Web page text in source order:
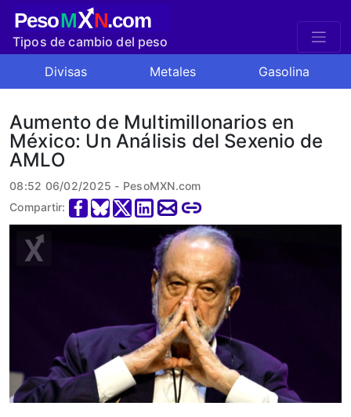
PesoMXN.com
Tipos de cambio del peso
Divisas Metales Gasolina
Aumento de Multimillonarios en
México: Un Análisis del Sexenio de
AMLO
08:52 06/02/2025 - PesoMXN.com
Compartir: